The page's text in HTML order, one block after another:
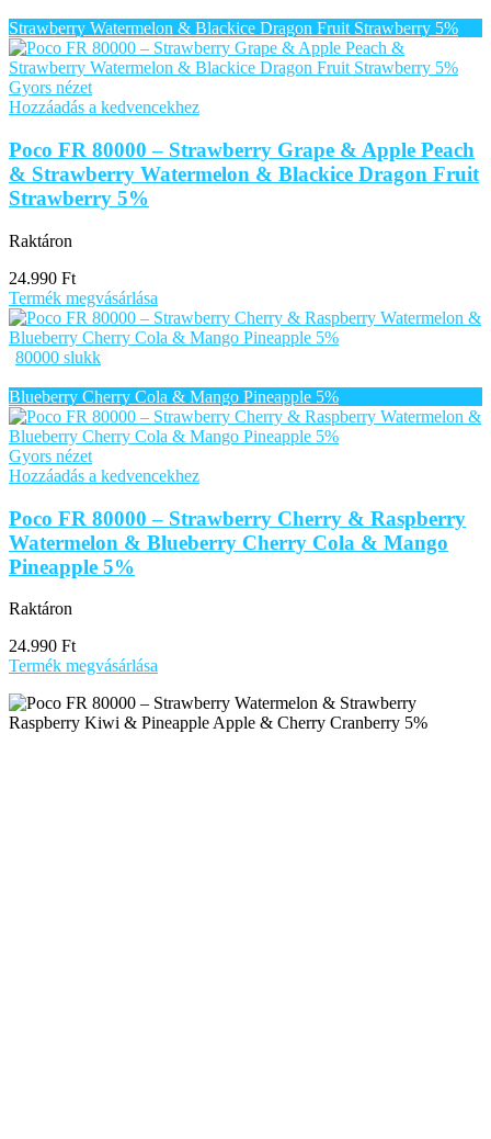
Gyors nézet
Hozzáadás a kedvencekhez
Poco FR 80000 – Strawberry Grape & Apple Peach
& Strawberry Watermelon & Blackice Dragon Fruit
Strawberry 5%
Raktáron
24.990 Ft
Termék megvásárlása
80000 slukk
Gyors nézet
Hozzáadás a kedvencekhez
Poco FR 80000 – Strawberry Cherry & Raspberry
Watermelon & Blueberry Cherry Cola & Mango
Pineapple 5%
Raktáron
24.990 Ft
Termék megvásárlása